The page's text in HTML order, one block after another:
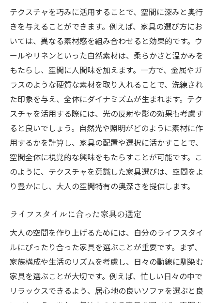
実用性を考慮した素材選び
家具の多用途性を活かす工夫
空間のテーマに沿った家具の統一感
現代のトレンドを取り入れた選択
家具が生み出す成熟したインテリアの確立法
クラシックとモダンの融合デザイン
空間に物語を加える家具の選び方
インテリア全体の調和を保つテクニック
家具を通じて伝える個性とスタイル
未来志向の家具選びで空間を進化させる
長く愛されるインテリアの確立法
テクスチャを巧みに活用することで、空間に深みと奥行
きを与えることができます。例えば、家具の選び方にお
いては、異なる素材感を組み合わせると効果的です。ウ
ールやリネンといった自然素材は、柔らかさと温かみを
もたらし、空間に人間味を加えます。一方で、金属やガ
ラスのような硬質な素材を取り入れることで、洗練され
た印象を与え、全体にダイナミズムが生まれます。テク
スチャを活用する際には、光の反射や影の効果も考慮す
ると良いでしょう。自然光や照明がどのように素材に作
用するかを計算し、家具の配置や選択に活かすことで、
空間全体に視覚的な興味をもたらすことが可能です。こ
のように、テクスチャを意識した家具選びは、空間をよ
り豊かにし、大人の空間特有の奥深さを提供します。
ライフスタイルに合った家具の選定
大人の空間を作り上げるためには、自分のライフスタイ
ルにぴったり合った家具を選ぶことが重要です。まず、
家族構成や生活のリズムを考慮し、日々の動線に馴染む
家具を選ぶことが大切です。例えば、忙しい日々の中で
リラックスできるよう、居心地の良いソファを選ぶと良